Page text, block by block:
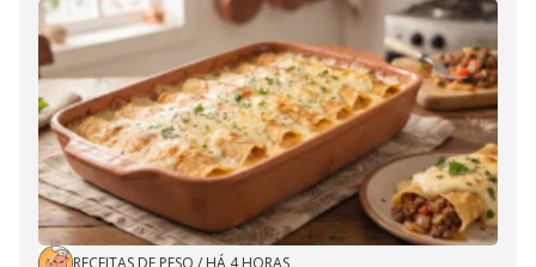
RECEITAS DE PESO / HÁ 4 HORAS